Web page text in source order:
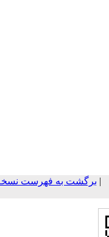
برگشت به فهرست نسخه